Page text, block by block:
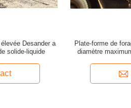
Desander a
solide-liquide
Plate-forme de
diamètre